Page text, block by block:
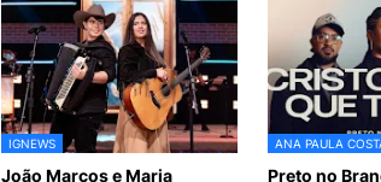
IGNEWS
João Marcos e Maria
ANA PAULA
Preto no